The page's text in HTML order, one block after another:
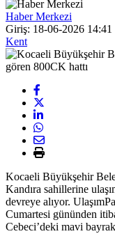
Haber Merkezi
Giriş: 18-06-2026 14:41
Kent
Kocaeli Büyükşehir
Kandıra sahillerine
devreye alıyor.
Cumartesi gününden
Cebeci’deki mavi